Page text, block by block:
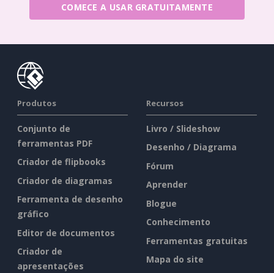
COMECE A USAR GRATUITAMENTE
Produtos
Conjunto de
ferramentas PDF
Criador de flipbooks
Criador de diagramas
Ferramenta de desenho
gráfico
Editor de documentos
Criador de
apresentações
Recursos
Livro / Slideshow
Desenho / Diagrama
Fórum
Aprender
Blogue
Conhecimento
Ferramentas gratuitas
Mapa do site